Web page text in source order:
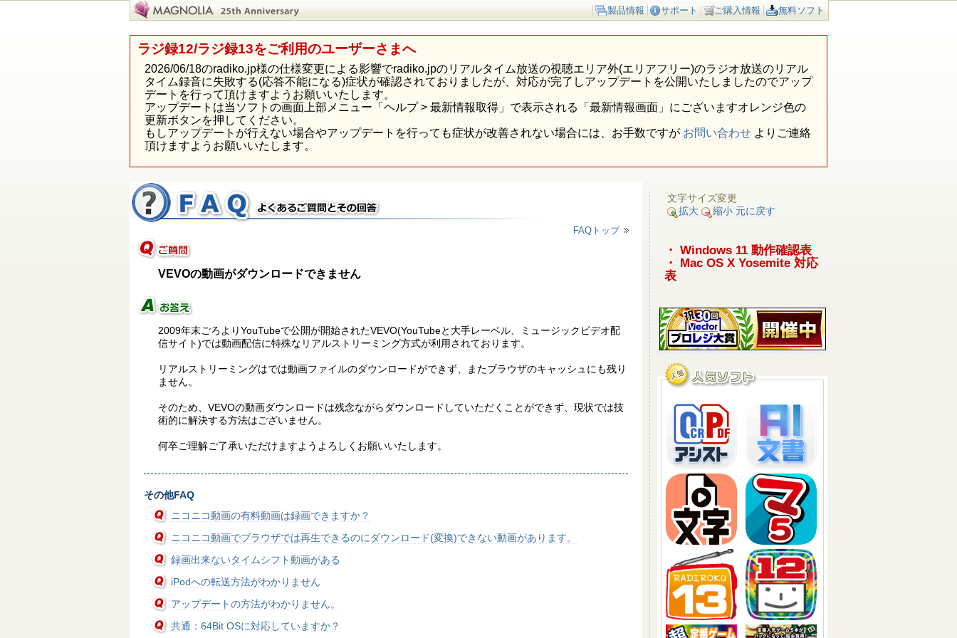
製品情報 サポート ご購入情報 無料ソフト
ラジ録12/ラジ録13をご利用のユーザーさまへ
2026/06/18のradiko.jp様の仕様変更による影響でradiko.jpのリアルタイム放送の視聴エリア外(エリアフリー)のラジオ放送のリアル
タイム録音に失敗する(応答不能になる)症状が確認されておりましたが、対応が完了しアップデートを公開いたしましたのでアップ
デートを行って頂けますようお願いいたします。
アップデートは当ソフトの画面上部メニュー「ヘルプ > 最新情報取得」で表示される「最新情報画面」にございますオレンジ色の
更新ボタンを押してください。
もしアップデートが行えない場合やアップデートを行っても症状が改善されない場合には、お手数ですが お問い合わせ よりご連絡
頂けますようお願いいたします。
FAQトップ
VEVOの動画がダウンロードできません
2009年末ごろよりYouTubeで公開が開始されたVEVO(YouTubeと大手レーベル、ミュージックビデオ配
信サイト)では動画配信に特殊なリアルストリーミング方式が利用されております。
リアルストリーミングはでは動画ファイルのダウンロードができず、またブラウザのキャッシュにも残り
ません。
そのため、VEVOの動画ダウンロードは残念ながらダウンロードしていただくことができず、現状では技
術的に解決する方法はございません。
何卒ご理解ご了承いただけますようよろしくお願いいたします。
その他FAQ
ニコニコ動画の有料動画は録画できますか？
ニコニコ動画でブラウザでは再生できるのにダウンロード(変換)できない動画があります。
録画出来ないタイムシフト動画がある
iPodへの転送方法がわかりません
アップデートの方法がわかりません。
共通：64Bit OSに対応していますか？
文字サイズ変更
拡大
縮小 元に戻す
・ Windows 11 動作確認表
・ Mac OS X Yosemite 対応
表